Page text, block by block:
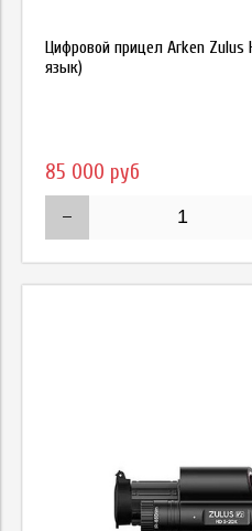
Цифровой прицел Arken Zulus
язык)
85 000 руб